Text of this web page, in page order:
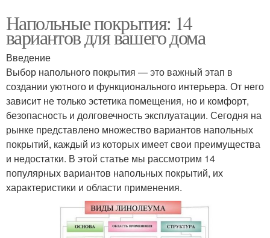
Напольные покрытия: 14
вариантов для вашего дома
Введение
Выбор напольного покрытия — это важный этап в
создании уютного и функционального интерьера. От него
зависит не только эстетика помещения, но и комфорт,
безопасность и долговечность эксплуатации. Сегодня на
рынке представлено множество вариантов напольных
покрытий, каждый из которых имеет свои преимущества
и недостатки. В этой статье мы рассмотрим 14
популярных вариантов напольных покрытий, их
характеристики и области применения.